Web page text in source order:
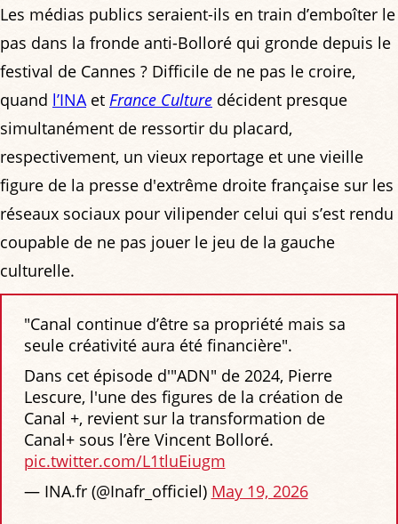
Les médias publics seraient-ils en train d’emboîter le
pas dans la fronde anti-Bolloré qui gronde depuis le
festival de Cannes ? Difficile de ne pas le croire,
quand l’INAet France Culture décident presque
simultanément de ressortir du placard,
respectivement, un vieux reportage et une vieille
figure de la presse d'extrême droite française sur les
réseaux sociaux pour vilipender celui qui s’est rendu
coupable de ne pas jouer le jeu de la gauche
culturelle.
"Canal continue d’être sa propriété mais sa
seule créativité aura été financière".
Dans cet épisode d'"ADN" de 2024, Pierre
Lescure, l'une des figures de la création de
Canal +, revient sur la transformation de
Canal+ sous l’ère Vincent Bolloré.
pic.twitter.com/L1tluEiugm
— INA.fr (@Inafr_officiel) May 19, 2026